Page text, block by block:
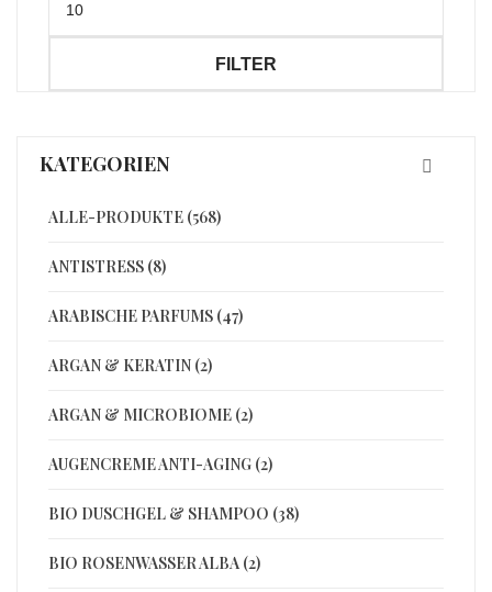
Preis
FILTER
KATEGORIEN
ALLE-PRODUKTE (568)
ANTISTRESS (8)
ARABISCHE PARFUMS (47)
ARGAN & KERATIN (2)
ARGAN & MICROBIOME (2)
AUGENCREME ANTI-AGING (2)
BIO DUSCHGEL & SHAMPOO (38)
BIO ROSENWASSER ALBA (2)